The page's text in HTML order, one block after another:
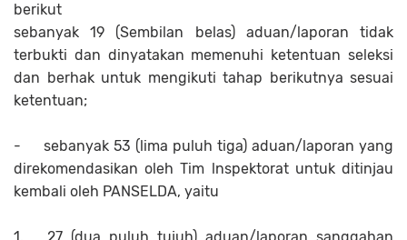
berikut
sebanyak 19 (Sembilan belas) aduan/laporan tidak
terbukti dan dinyatakan memenuhi ketentuan seleksi
dan berhak untuk mengikuti tahap berikutnya sesuai
ketentuan;
-
sebanyak 53 (lima puluh tiga) aduan/laporan yang
direkomendasikan oleh Tim lnspektorat untuk ditinjau
kembali oleh PANSELDA, yaitu